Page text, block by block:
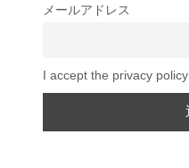
メールアドレス
I accept the privacy policy